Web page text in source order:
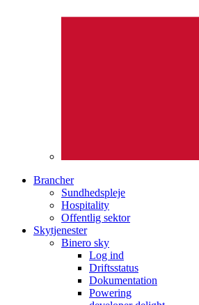
Brancher
Sundhedspleje
Hospitality
Offentlig sektor
Skytjenester
Binero sky
Log ind
Driftsstatus
Dokumentation
Powering